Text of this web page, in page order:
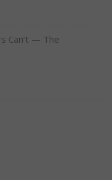
Can’t — The